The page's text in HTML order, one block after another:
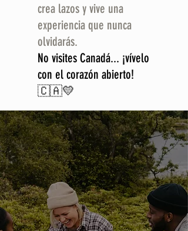
crea lazos y vive una
experiencia que nunca
olvidarás.
No visites Canadá... ¡vívelo
con el corazón abierto!
🇨🇦💛